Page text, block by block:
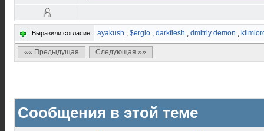
Выразили согласие: ayakush , $ergio , darkflesh , dmitriy demon ,
«« Предыдущая Следующая »»
Сообщения в этой теме